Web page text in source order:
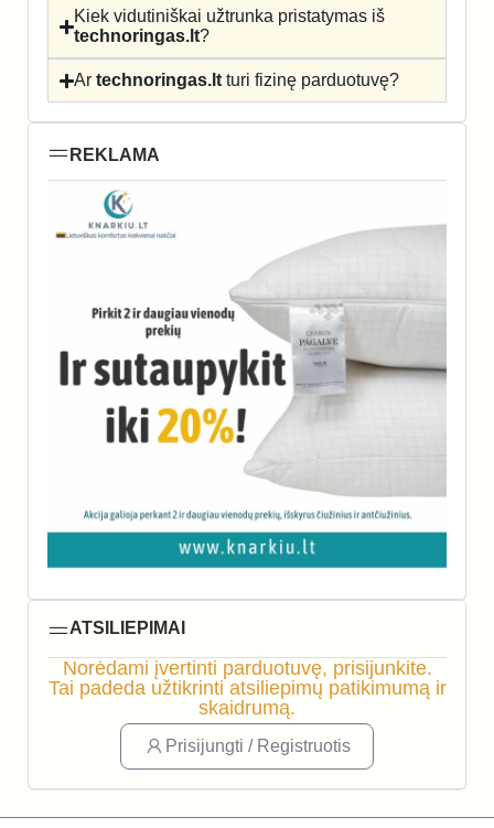
Kiek vidutiniškai užtrunka pristatymas iš
technoringas.lt?
Artechnoringas.lt turi fizinę parduotuvę?
REKLAMA
ATSILIEPIMAI
Norėdami įvertinti parduotuvę, prisijunkite.
Tai padeda užtikrinti atsiliepimų patikimumą ir
skaidrumą.
Prisijungti / Registruotis